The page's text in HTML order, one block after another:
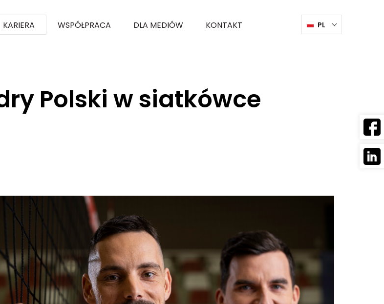
KARIERA WSPÓŁPRACA DLA MEDIÓW KONTAKT PL
Polski w siatkówce